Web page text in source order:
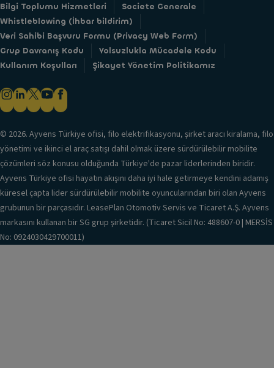
Bilgi Toplumu Hizmetleri
Societe Generale
Whistleblowing (İhbar bildirim)
Veri Sahibi Başvuru Formu (Privacy Web Form)
Grup Davranış Kodu
Yolsuzlukla Mücadele Kodu
Kullanım Koşulları
Şikayet Yönetim Politikamız
© 2026. Ayvens Türkiye ofisi, filo elektrifikasyonu, şirket aracı kiralama, filo
yönetimi ve ikinci el araç satışı dahil olmak üzere sürdürülebilir mobilite
çözümleri söz konusu olduğunda Türkiye'de pazar liderlerinden biridir.
Ayvens Türkiye ofisi hayatın akışını daha iyi hale getirmeye kendini adamış
küresel çapta lider sürdürülebilir mobilite oyuncularından biri olan Ayvens
grubunun bir parçasıdır. LeasePlan Otomotiv Servis ve Ticaret A.Ş. Ayvens
markasını kullanan bir SG grup şirketidir. (Ticaret Sicil No: 488607-0 | MERSİS
No: 0924030429700011)